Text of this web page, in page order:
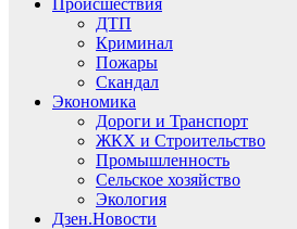
Происшествия
ДТП
Криминал
Пожары
Скандал
Экономика
Дороги и Транспорт
ЖКХ и Строительство
Промышленность
Сельское хозяйство
Экология
Дзен.Новости